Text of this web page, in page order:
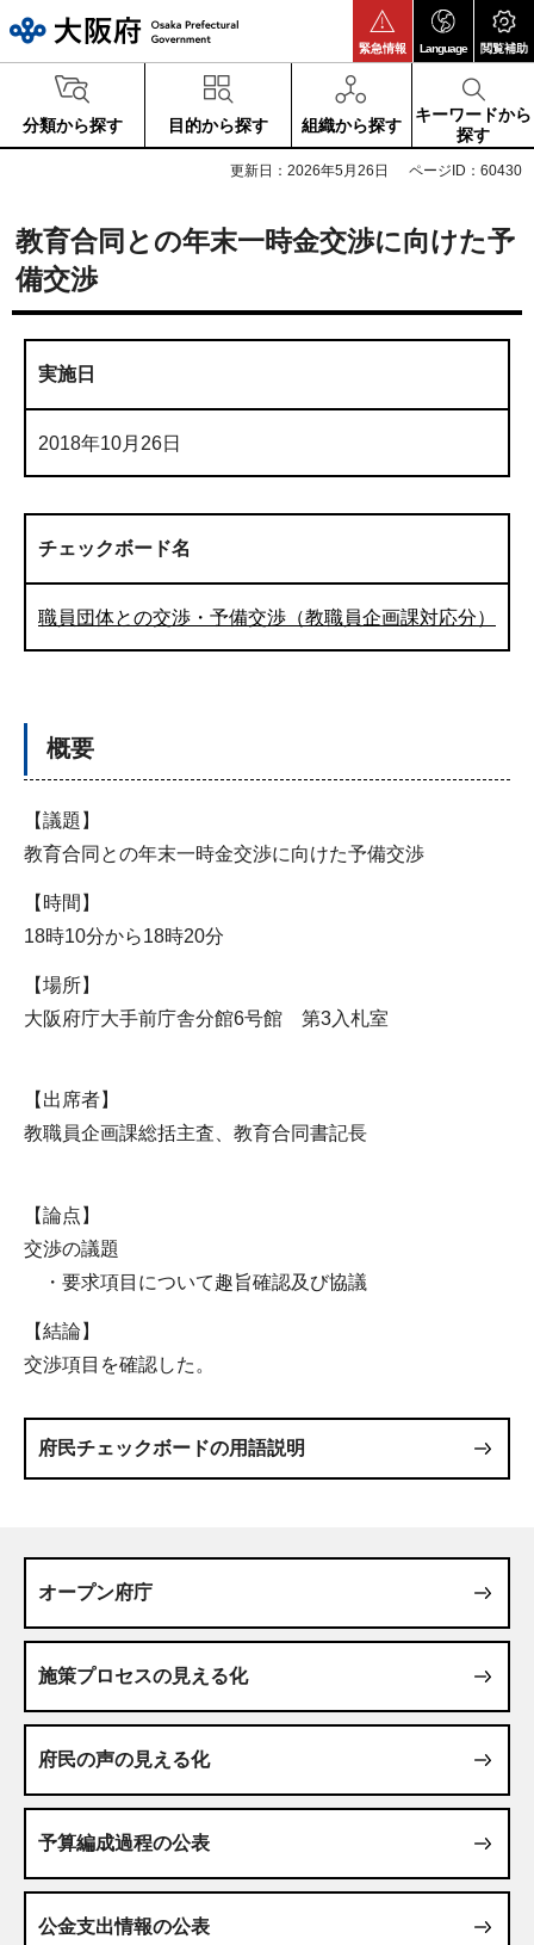
緊急情報 Language 閲覧補助
分類から探す 目的から探す 組織から探す
キーワードから
探す
更新日：2026年5月26日 ページID：60430
教育合同との年末一時金交渉に向けた予
備交渉
実施日
2018年10月26日
チェックボード名
職員団体との交渉・予備交渉（教職員企画課対応分）
概要
【議題】
教育合同との年末一時金交渉に向けた予備交渉
【時間】
18時10分から18時20分
【場所】
大阪府庁大手前庁舎分館6号館 第3入札室
【出席者】
教職員企画課総括主査、教育合同書記長
【論点】
交渉の議題
・要求項目について趣旨確認及び協議
【結論】
交渉項目を確認した。
府民チェックボードの用語説明
オープン府庁
施策プロセスの見える化
府民の声の見える化
予算編成過程の公表
公金支出情報の公表